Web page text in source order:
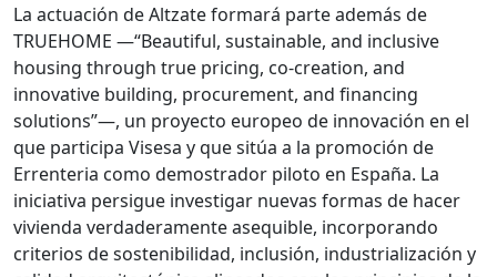
La actuación de Altzate formará parte además de
TRUEHOME —“Beautiful, sustainable, and inclusive
housing through true pricing, co-creation, and
innovative building, procurement, and financing
solutions”—, un proyecto europeo de innovación en el
que participa Visesa y que sitúa a la promoción de
Errenteria como demostrador piloto en España. La
iniciativa persigue investigar nuevas formas de hacer
vivienda verdaderamente asequible, incorporando
criterios de sostenibilidad, inclusión, industrialización y